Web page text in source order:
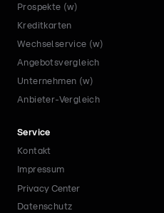
Prospekte (w)
Kreditkarten
Wechselservice (w)
Angebotsvergleich
Unternehmen (w)
Anbieter-Vergleich
Service
Kontakt
Impressum
Privacy Center
Datenschutz